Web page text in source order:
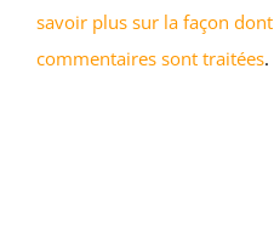
savoir plus sur la façon
commentaires sont traitées.